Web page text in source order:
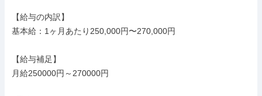
【給与の内訳】
基本給：1ヶ月あたり250,000円〜270,000円
【給与補足】
月給250000円～270000円